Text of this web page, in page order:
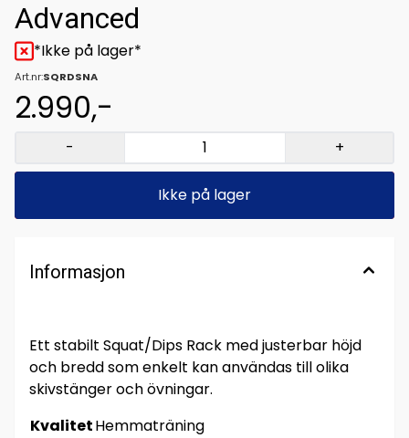
Advanced
*Ikke på lager*
Art.nr:SQRDSNA
2.990,-
- +
Ikke på lager
Informasjon
Ett stabilt Squat/Dips Rack med justerbar höjd
och bredd som enkelt kan användas till olika
skivstänger och övningar.
KvalitetHemmaträning